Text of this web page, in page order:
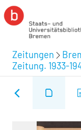
Zeitungen
Zeitung. 1933-